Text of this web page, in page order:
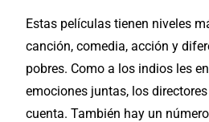
Estas películas tienen niveles
canción, comedia, acción y
pobres. Como a los indios les
emociones juntas, los
cuenta. También hay un